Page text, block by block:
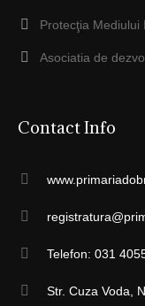
Protecţia Mediului
Asociatia de
Contact Info
Telefon: 031
Str. Cuza Voda,